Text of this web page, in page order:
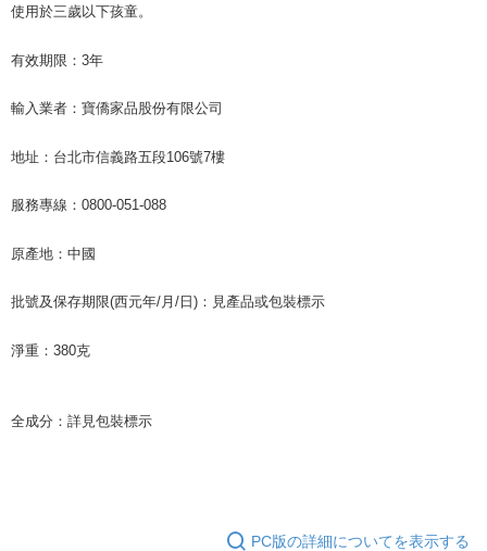
使用於三歲以下孩童。
有效期限： 3年
輸入業者：寶僑家品股份有限公司
地址：台北市信義路五段106號7樓
服務專線： 0800-051-088
原產地：中國
批號及保存期限(西元年/月 / 日 ) ：見產品或包裝標示
淨重： 380克
全成分：詳見包裝標示
PC版の詳細についてを表示する